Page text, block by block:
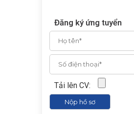
Đăng ký ứng tuyển
Tải lên CV: